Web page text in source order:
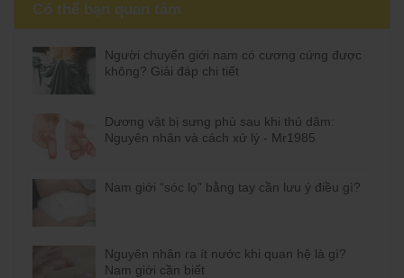
Có thể bạn quan tâm
Người chuyển giới nam có cương cứng được
không? Giải đáp chi tiết
Dương vật bị sưng phù sau khi thủ dâm:
Nguyên nhân và cách xử lý - Mr1985
Nam giới “sóc lọ” bằng tay cần lưu ý điều gì?
Nguyên nhân ra ít nước khi quan hệ là gì?
Nam giới cần biết